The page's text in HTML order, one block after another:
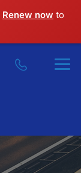
Renew now to